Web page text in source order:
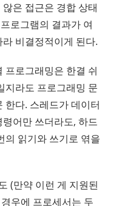
은 접근은 경합 상태
로그램의 결과가 여
비결정적이게 된다.
프로그래밍은 한결 쉬
지라도 프로그래밍 문
한다. 스레드가 데이터
어만 쓰더라도, 하드
의 읽기와 쓰기로 엮을
(만약 이런 게 지원된
우에 프로세서는 두